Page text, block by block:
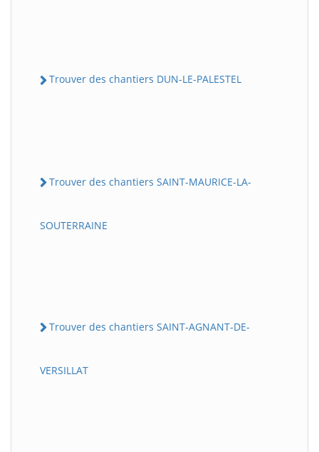
Trouver des chantiers DUN-LE-PALESTEL
Trouver des chantiers SAINT-MAURICE-LA-
SOUTERRAINE
Trouver des chantiers SAINT-AGNANT-DE-
VERSILLAT